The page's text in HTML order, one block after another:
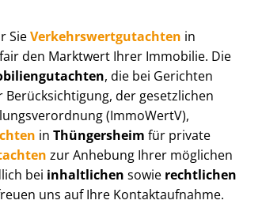
SieVer­kehrs­wert­gut­ach­ten in
den Marktwert Ihrer Immobilie. Die
, die bei Gerichten
der gesetzlichen
(ImmoWertV),
in Thüngersheim für private
zur Anhebung Ihrer möglichen
bei inhaltlichen sowie rechtlichen
uns auf Ihre Kontaktaufnahme.